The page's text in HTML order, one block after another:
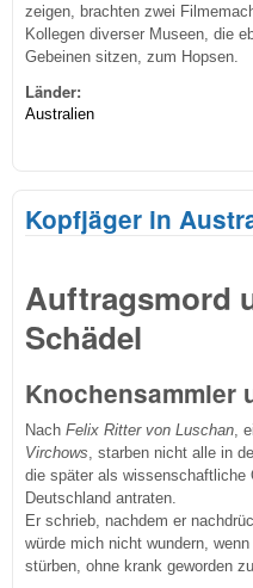
zeigen, brachten zwei
Kollegen diverser Museen, die
Gebeinen sitzen, zum Hopsen.
Länder:
Australien
Kopfjäger in
Auftragsmord
Schädel
Knochensammler
Nach Felix Ritter von Luschan,
Virchows, starben nicht alle in
die später als wissenschaftliche
Deutschland antraten.
Er schrieb, nachdem er
würde mich nicht wundern,
stürben, ohne krank geworden